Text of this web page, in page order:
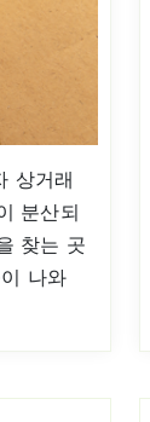
상거래
분산되
찾는 곳
나와